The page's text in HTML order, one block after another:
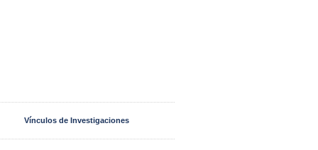
Vínculos de Investigaciones